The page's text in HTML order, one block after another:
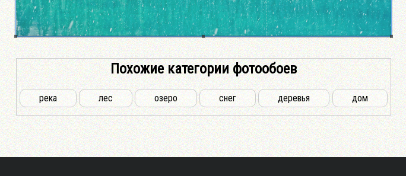
Похожие категории фотообоев
река лес озеро снег деревья дом